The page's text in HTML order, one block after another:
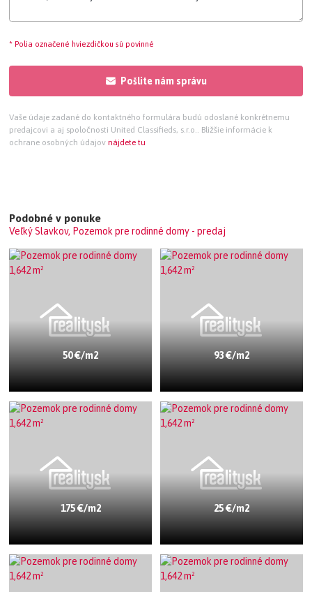
* Polia označené hviezdičkou sú povinné
Pošlite nám správu
Vaše údaje zadané do kontaktného formulára budú odoslané konkrétnemu
predajcovi a aj spoločnosti United Classifieds, s.r.o.. Bližšie informácie k
ochrane osobných údajov nájdete tu
Podobné v ponuke
Veľký Slavkov, Pozemok pre rodinné domy - predaj
50 €/m2 93 €/m2
175 €/m2 25 €/m2